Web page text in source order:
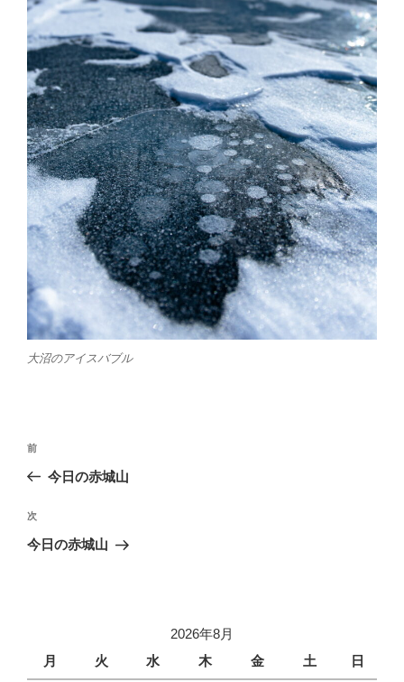
大沼のアイスバブル
投
ビ
ゲ
前
の
稿
前
今日の赤城山
次
の
次
今日の赤城山
2026年8月
月
火 水 木 金 土 日